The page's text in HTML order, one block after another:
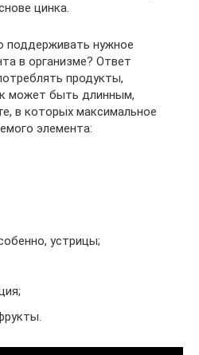
цинка.
нужное
в организме? Ответ
продукты,
может быть длинным,
в которых максимальное
элемента:
устрицы;